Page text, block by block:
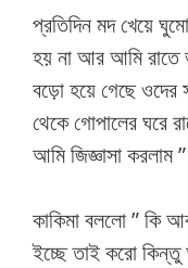
প্রতিদিন মদ খেয়ে
হয় না আর আমি রাতে
বড়ো হয়ে গেছে ওদের
থেকে গোপালের ঘরে
আমি জিজ্ঞাসা করলাম
কাকিমা বললো ” কি
ইচ্ছে তাই করো কিন্তু